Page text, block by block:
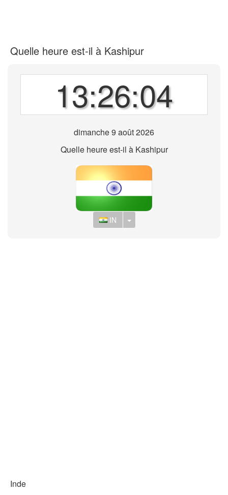
Quelle heure est-il à Kashipur
13:26:04
dimanche 9 août 2026
Quelle heure est-il à Kashipur
IN Toggle Dropdown
Inde